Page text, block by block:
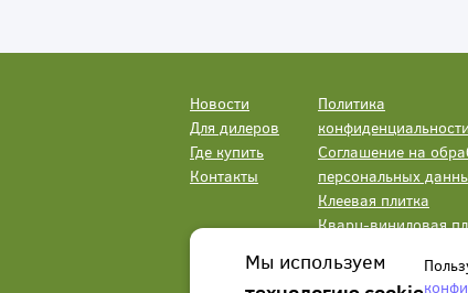
Новости
Для дилеров
Где купить
Контакты
Политика
конфиденциальности
Соглашение на
персональных
Клеевая плитка
Кварц-виниловая
Мы используем